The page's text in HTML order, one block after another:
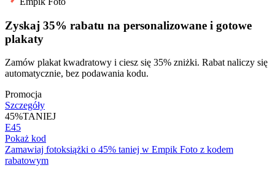
Zyskaj 35% rabatu na personalizowane i gotowe
plakaty
Zamów plakat kwadratowy i ciesz się 35% zniżki. Rabat naliczy się
automatycznie, bez podawania kodu.
Promocja
Szczegóły
45%TANIEJ
E45
Pokaż kod
Zamawiaj fotoksiążki o 45% taniej w Empik Foto z kodem
rabatowym